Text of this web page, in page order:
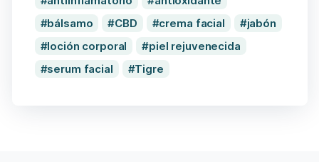
bálsamo
CBD crema facial
jabón
loción corporal
piel rejuvenecida
serum facial
Tigre